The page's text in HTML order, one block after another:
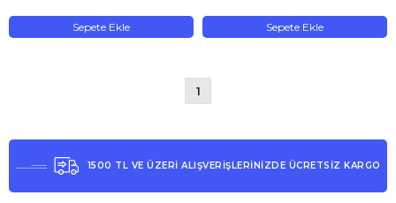
Sepete Ekle Sepete Ekle
1
1500 TL VE ÜZERİ ALIŞVERİŞLERİNİZDE ÜCRETSİZ KARGO